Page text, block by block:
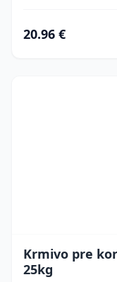
20.96 €
Krmivo pre
25kg